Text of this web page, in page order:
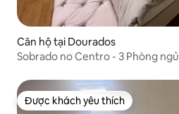
Căn hộ tại Dourados
Sobrado no Centro - 3 Phòng ngủ
Được khách yêu thích
Được khách yêu thích